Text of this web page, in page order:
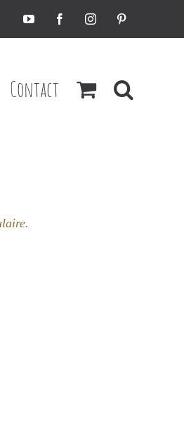
YouTubeFacebookInstagramPinterest
Contact
.